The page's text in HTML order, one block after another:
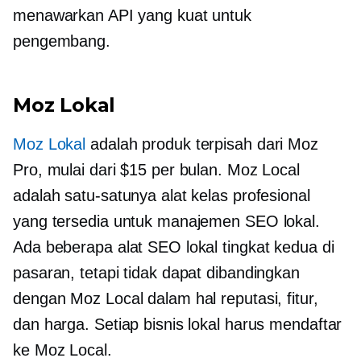
menawarkan API yang kuat untuk
pengembang.
Moz Lokal
Moz Lokal adalah produk terpisah dari Moz
Pro, mulai dari $15 per bulan. Moz Local
adalah satu-satunya alat kelas profesional
yang tersedia untuk manajemen SEO lokal.
Ada beberapa alat SEO lokal tingkat kedua di
pasaran, tetapi tidak dapat dibandingkan
dengan Moz Local dalam hal reputasi, fitur,
dan harga. Setiap bisnis lokal harus mendaftar
ke Moz Local.